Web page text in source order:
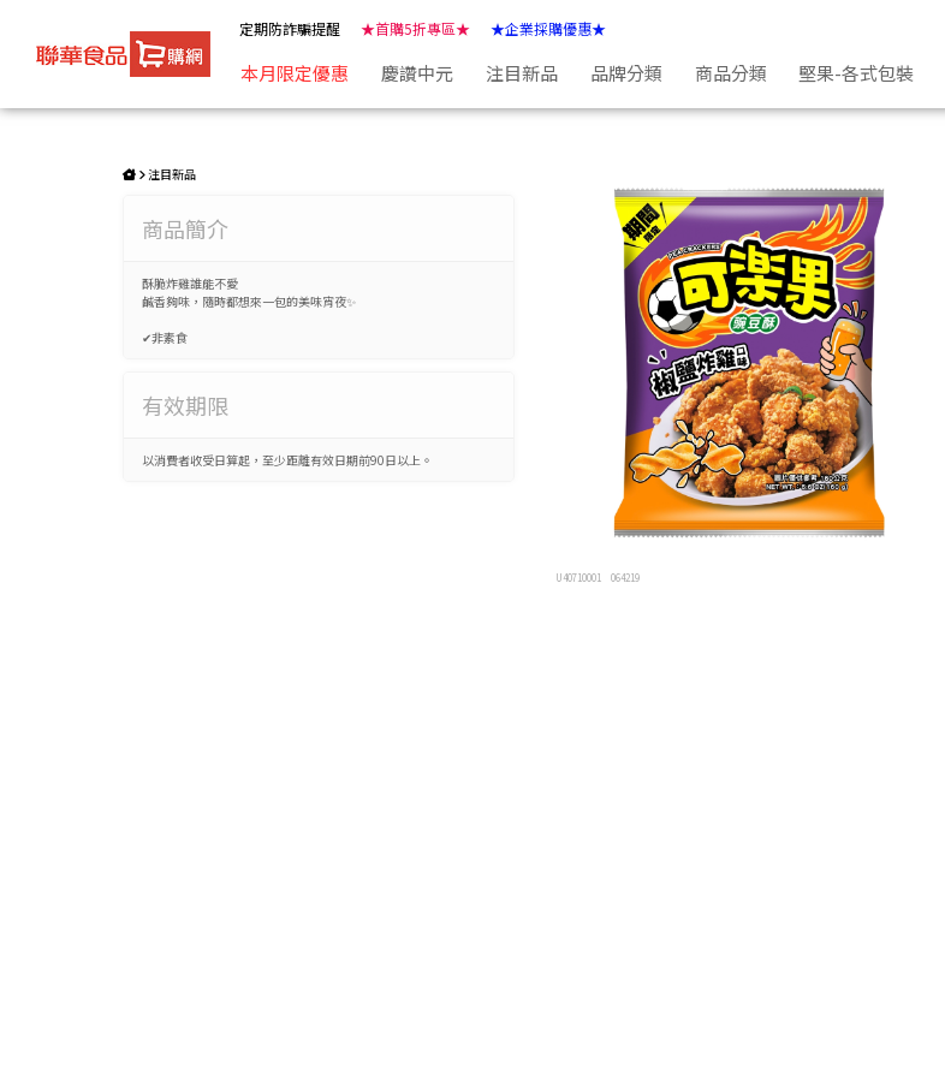
定期防詐騙提醒 ★首購5折專區★ ★企業採購優惠★
本月限定優惠 慶讚中元 注目新品 品牌分類 商品分類 堅果-各式包裝
注目新品
商品簡介
酥脆炸雞誰能不愛
鹹香夠味，隨時都想來一包的美味宵夜✨
✔非素食
有效期限
以消費者收受日算起，至少距離有效日期前90日以上。
U40710001 064219